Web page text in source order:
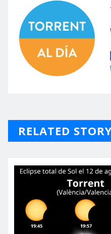
RELATED